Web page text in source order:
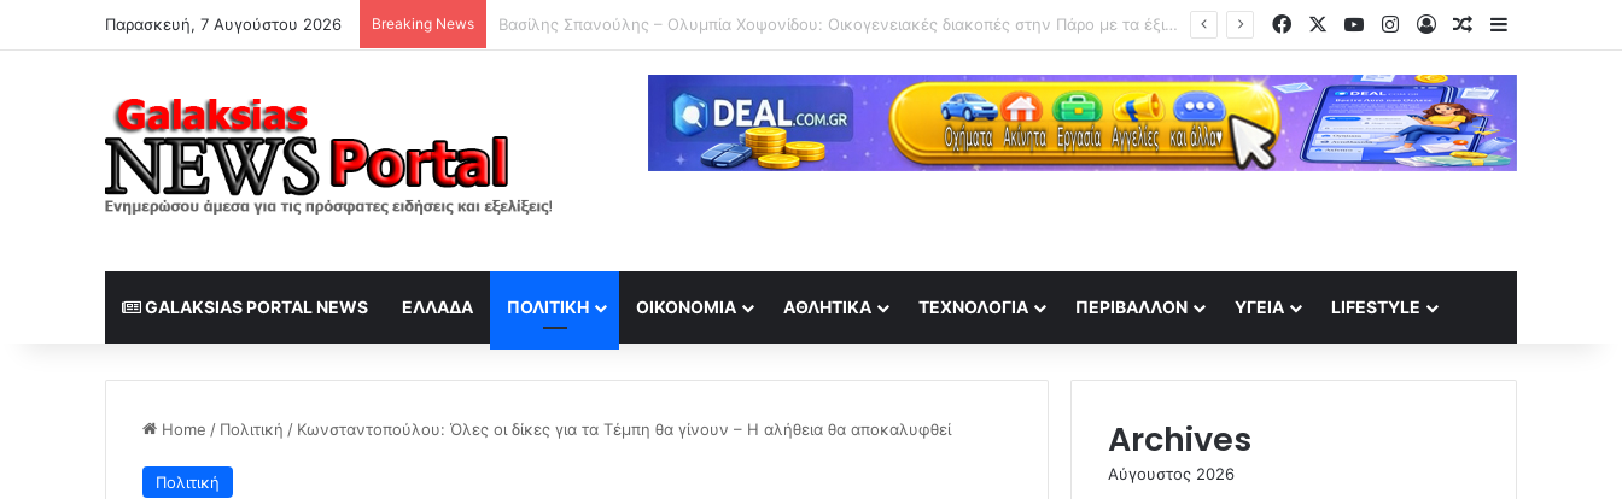
Παρασκευή, 7 Αυγούστου 2026 Breaking News Επιστημονικός θρίαμβος ή νέα πρόκληση; Επιστήμονες δημιούργησαν με ΤΝ ιούς που δεν υπάρχουν στη φύση FacebookYouTubeInstagram
Log InRandom Article
Sidebar
GALAKSIAS PORTAL NEWS ΕΛΛΆΔΑ ΠΟΛΙΤΙΚΉ ΟΙΚΟΝΟΜΊΑ ΑΘΛΗΤΙΚΆ ΤΕΧΝΟΛΟΓΊΑ ΠΕΡΙΒΆΛΛΟΝ ΥΓΕΊΑ LIFESTYLE
Home / Πολιτική / Κωνσταντοπούλου: Όλες οι δίκες για τα Τέμπη θα γίνουν – Η αλήθεια θα αποκαλυφθεί
Πολιτική
Archives
Αύγουστος 2026